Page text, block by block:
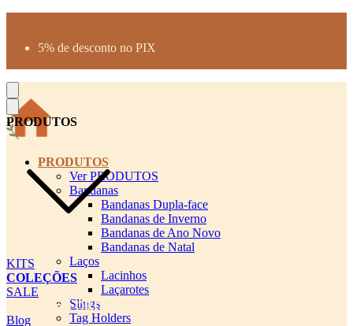
5% de desconto no PIX
PRODUTOS
KITS
COLEÇÕES
SALE
cadastro pet QRCODE
Blog
PRODUTOS
Ver PRODUTOS
Bandanas
Bandanas Dupla-face
Bandanas de Inverno
Bandanas de Ano Novo
Bandanas de Natal
Laços
Lacinhos
Laçarotes
Slings
Tag Holders